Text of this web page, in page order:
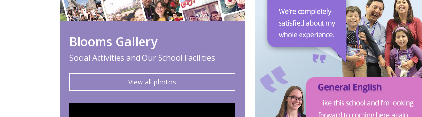
Blooms Gallery
Social Activities and Our School Facilities
View all photos